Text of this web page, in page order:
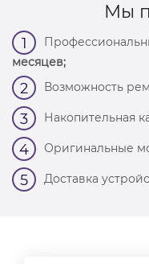
Мы
1
месяцев;
2 Возможность
3 Накопительная
4 Оригинальные
5 Доставка